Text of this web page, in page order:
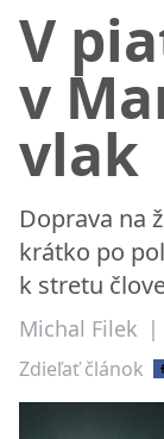
V
v
vlak
Doprava na
krátko po
k stretu
Michal Filek |
Zdieľať článok